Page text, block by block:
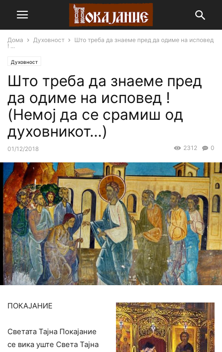
Дома Духовност
Што треба да знаеме пред да одиме на исповед
! ...
Духовност
Што треба да знаеме пред
да одиме на исповед !
(Немој да се срамиш од
духовникот…)
01/12/2018 0
2312
ПОКАЈАНИЕ
Светата Тајна Покајание
се вика уште Света Тајна